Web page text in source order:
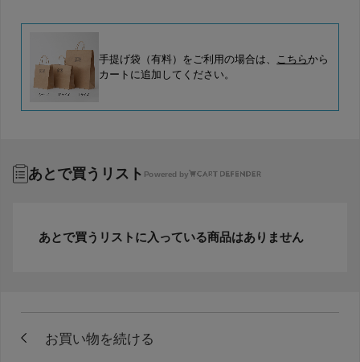
手提げ袋（有料）をご利用の場合は、 こちらから
カートに追加してください。
あとで買うリスト Powered by
あとで買うリストに入っている商品はありません